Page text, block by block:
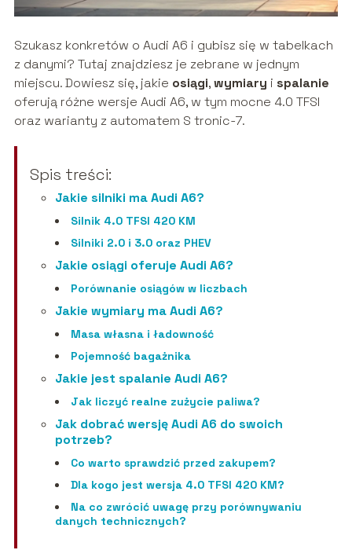
Szukasz konkretów o Audi A6 i gubisz się w tabelkach
z danymi? Tutaj znajdziesz je zebrane w jednym
miejscu. Dowiesz się, jakie osiągi,wymiary i spalanie
oferują różne wersje Audi A6, w tym mocne 4.0 TFSI
oraz warianty z automatem S tronic-7.
Spis treści:
Jakie silniki ma Audi A6?
Silnik 4.0 TFSI 420 KM
Silniki 2.0 i 3.0 oraz PHEV
Jakie osiągi oferuje Audi A6?
Porównanie osiągów w liczbach
Jakie wymiary ma Audi A6?
Masa własna i ładowność
Pojemność bagażnika
Jakie jest spalanie Audi A6?
Jak liczyć realne zużycie paliwa?
Jak dobrać wersję Audi A6 do swoich
potrzeb?
Co warto sprawdzić przed zakupem?
Dla kogo jest wersja 4.0 TFSI 420 KM?
Na co zwrócić uwagę przy porównywaniu
danych technicznych?